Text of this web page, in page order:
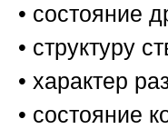
• состояние
• структуру
• характер
• состояние